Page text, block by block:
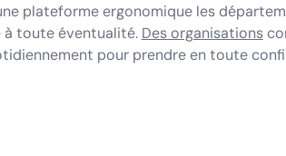
plateforme ergonomique les
à toute éventualité. Des organisations
pour prendre en toute